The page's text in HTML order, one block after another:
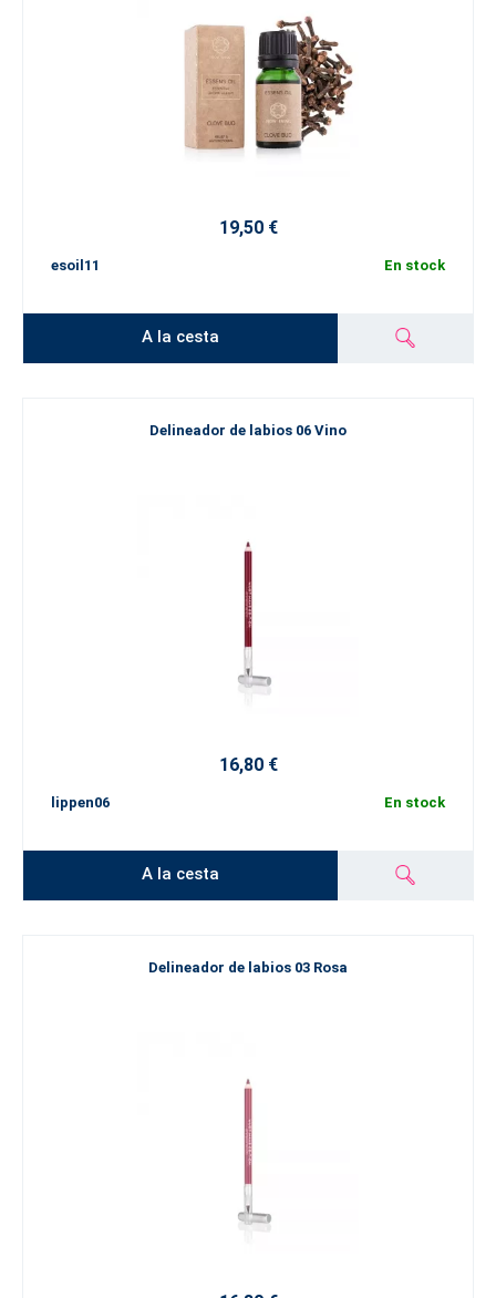
19,50 €
esoil11 En stock
A la cesta
Delineador de labios 06 Vino
16,80 €
lippen06 En stock
A la cesta
Delineador de labios 03 Rosa